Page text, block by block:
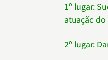
1º lugar:
atuação
2º lugar: